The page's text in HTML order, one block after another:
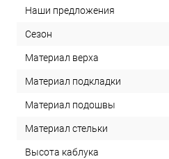
Наши предложения
Сезон
Материал верха
Материал подкладки
Материал подошвы
Материал стельки
Высота каблука